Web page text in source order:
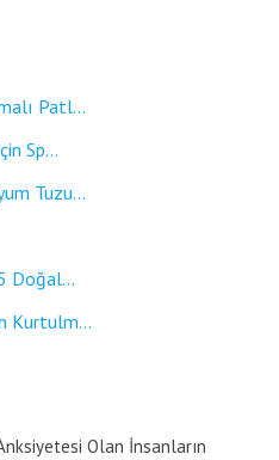
Patl...
Sp...
Tuzu...
Doğal...
Kurtulm...
Olan İnsanların